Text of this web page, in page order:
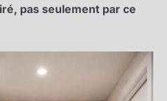
pas seulement par ce